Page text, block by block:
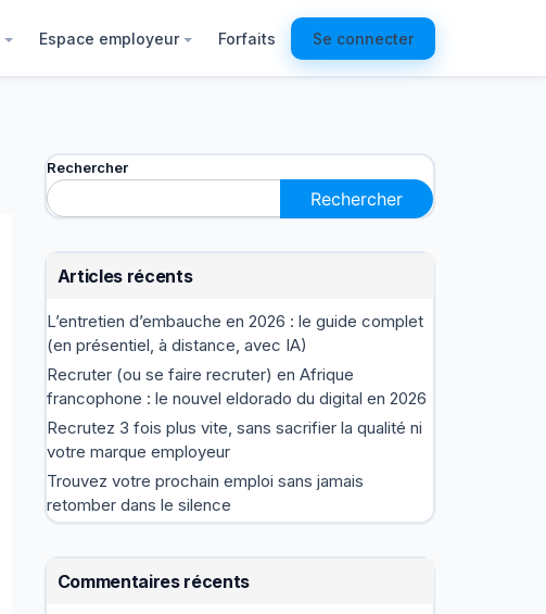
Espace employeur Forfaits Se connecter
Rechercher
Rechercher
Articles récents
L’entretien d’embauche en 2026 : le guide complet
(en présentiel, à distance, avec IA)
Recruter (ou se faire recruter) en Afrique
francophone : le nouvel eldorado du digital en 2026
Recrutez 3 fois plus vite, sans sacrifier la qualité ni
votre marque employeur
Trouvez votre prochain emploi sans jamais
retomber dans le silence
Commentaires récents